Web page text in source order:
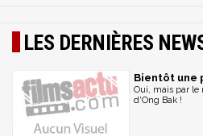
LES DERNIÈRES
Bientôt une
Oui, mais par le
d'Ong Bak !